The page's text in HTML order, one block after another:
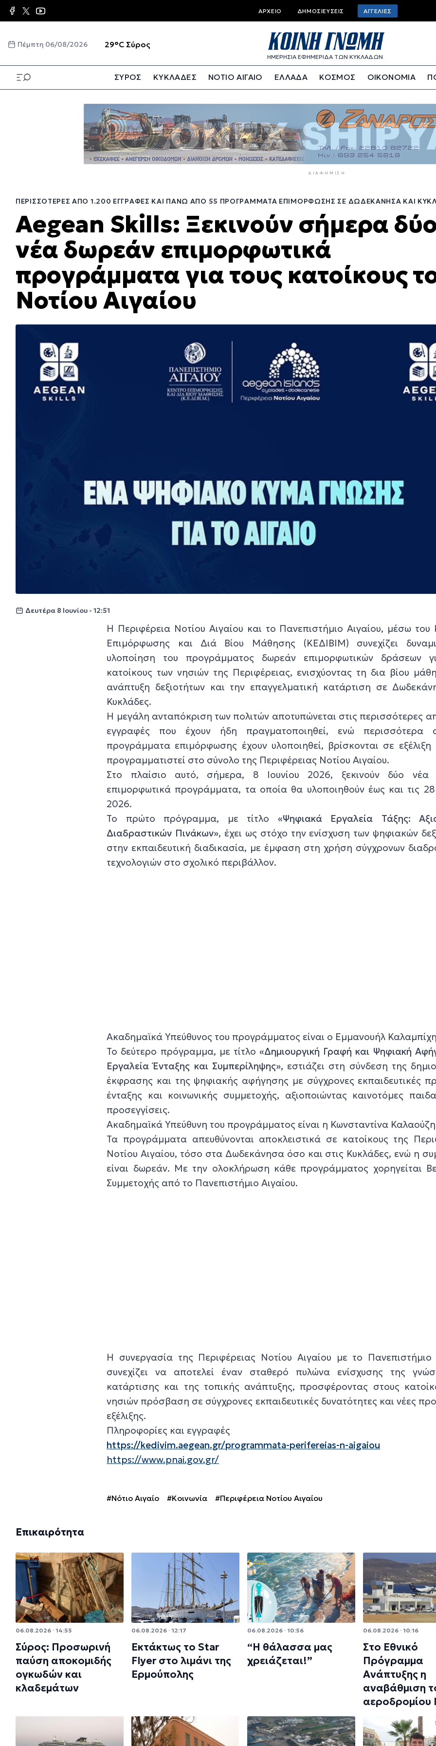
Παράκαμψη
προς
κυρίως
Top
bar
menu
ΑΡΧΕΊΟ ΔΗΜΟΣΙΕΎΣΕΙΣ ΑΓΓΕΛΊΕΣ
Πέμπτη 06/08/2026 29°C Σύρος
ΗΜΕΡΗΣΙΑ ΕΦΗΜΕΡΙΔΑ ΤΩΝ ΚΥΚΛΑΔΩΝ
ΣΥΡΟΣ ΚΥΚΛΑΔΕΣ ΝΟΤΙΟ ΑΙΓΑΙΟ ΕΛΛΑΔΑ ΚΟΣΜΟΣ ΟΙΚΟΝΟΜΙΑ
ΔΙΑΦΉΜΙΣΗ
ΠΕΡΙΣΣΌΤΕΡΕΣ ΑΠΌ 1.200 ΕΓΓΡΑΦΈΣ ΚΑΙ ΠΆΝΩ ΑΠΌ 55 ΠΡΟΓΡΆΜΜΑΤΑ ΕΠΙΜΌΡΦΩΣΗΣ ΣΕ ΔΩΔΕΚΆΝΗΣΑ ΚΑΙ
Aegean Skills: Ξεκινούν σήμερα
νέα δωρεάν επιμορφωτικά
προγράμματα για τους κατοίκους
Νοτίου Αιγαίου
Δευτέρα 8 Ιουνίου - 12:51
Η Περιφέρεια Νοτίου Αιγαίου και το Πανεπιστήμιο Αιγαίου, μέσω του
Επιμόρφωσης και Διά Βίου Μάθησης (ΚΕΔΙΒΙΜ) συνεχίζει
υλοποίηση του προγράμματος δωρεάν επιμορφωτικών δράσεων
κατοίκους των νησιών της Περιφέρειας, ενισχύοντας τη δια βίου
ανάπτυξη δεξιοτήτων και την επαγγελματική κατάρτιση σε
Κυκλάδες.
Η μεγάλη ανταπόκριση των πολιτών αποτυπώνεται στις περισσότερες
εγγραφές που έχουν ήδη πραγματοποιηθεί, ενώ περισσότερα
προγράμματα επιμόρφωσης έχουν υλοποιηθεί, βρίσκονται σε εξέλιξη
προγραμματιστεί στο σύνολο της Περιφέρειας Νοτίου Αιγαίου.
Στο πλαίσιο αυτό, σήμερα, 8 Ιουνίου 2026, ξεκινούν δύο νέα
επιμορφωτικά προγράμματα, τα οποία θα υλοποιηθούν έως και τις 28
2026.
Το πρώτο πρόγραμμα, με τίτλο «Ψηφιακά Εργαλεία Τάξης:
Διαδραστικών Πινάκων», έχει ως στόχο την ενίσχυση των ψηφιακών
στην εκπαιδευτική διαδικασία, με έμφαση στη χρήση σύγχρονων
τεχνολογιών στο σχολικό περιβάλλον.
Ακαδημαϊκά Υπεύθυνος του προγράμματος είναι ο Εμμανουήλ
Το δεύτερο πρόγραμμα, με τίτλο «Δημιουργική Γραφή και Ψηφιακή
Εργαλεία Ένταξης και Συμπερίληψης», εστιάζει στη σύνδεση της
έκφρασης και της ψηφιακής αφήγησης με σύγχρονες εκπαιδευτικές
ένταξης και κοινωνικής συμμετοχής, αξιοποιώντας καινοτόμες
προσεγγίσεις.
Ακαδημαϊκά Υπεύθυνη του προγράμματος είναι η Κωνσταντίνα
Τα προγράμματα απευθύνονται αποκλειστικά σε κατοίκους της
Νοτίου Αιγαίου, τόσο στα Δωδεκάνησα όσο και στις Κυκλάδες, ενώ η
είναι δωρεάν. Με την ολοκλήρωση κάθε προγράμματος χορηγείται
Συμμετοχής από το Πανεπιστήμιο Αιγαίου.
Η συνεργασία της Περιφέρειας Νοτίου Αιγαίου με το Πανεπιστήμιο
συνεχίζει να αποτελεί έναν σταθερό πυλώνα ενίσχυσης της
κατάρτισης και της τοπικής ανάπτυξης, προσφέροντας στους
νησιών πρόσβαση σε σύγχρονες εκπαιδευτικές δυνατότητες και νέες
εξέλιξης.
Πληροφορίες και εγγραφές
https://kedivim.aegean.gr/programmata-perifereias-n-aigaiou
https://www.pnai.gov.gr/
#Νότιο Αιγαίο #Κοινωνία #Περιφέρεια Νοτίου Αιγαίου
Επικαιρότητα
06.08.2026 · 14:55
Σύρος: Προσωρινή
παύση αποκομιδής
ογκωδών και
κλαδεμάτων
06.08.2026 · 12:17
Εκτάκτως το Star
Flyer στο λιμάνι της
Ερμούπολης
06.08.2026 · 10:56
“Η θάλασσα μας
χρειάζεται!”
06.08.2026 · 10:16
Στο Εθνικό
Πρόγραμμα
Ανάπτυξης η
αναβάθμιση
αεροδρομίου